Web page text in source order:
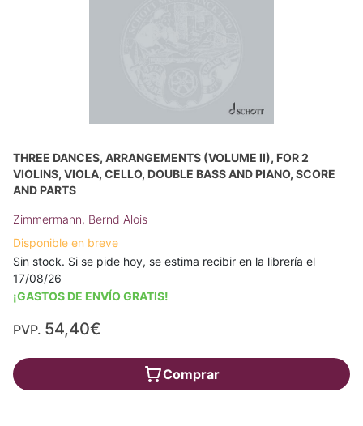
THREE DANCES, ARRANGEMENTS (VOLUME II), FOR 2
VIOLINS, VIOLA, CELLO, DOUBLE BASS AND PIANO, SCORE
AND PARTS
Zimmermann, Bernd Alois
Disponible en breve
Sin stock. Si se pide hoy, se estima recibir en la librería el
17/08/26
¡GASTOS DE ENVÍO GRATIS!
PVP. 54,40€
Comprar